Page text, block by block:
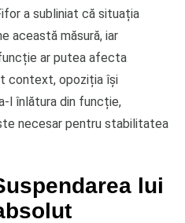
a subliniat că situația
această măsură, iar
ar putea afecta
context, opoziția își
l înlătura din funcție,
necesar pentru stabilitatea
lui